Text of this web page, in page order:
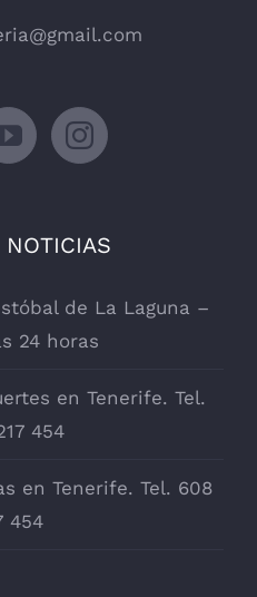
NOTICIAS
de La Laguna –
24 horas
en Tenerife. Tel.
454
en Tenerife. Tel. 608
454